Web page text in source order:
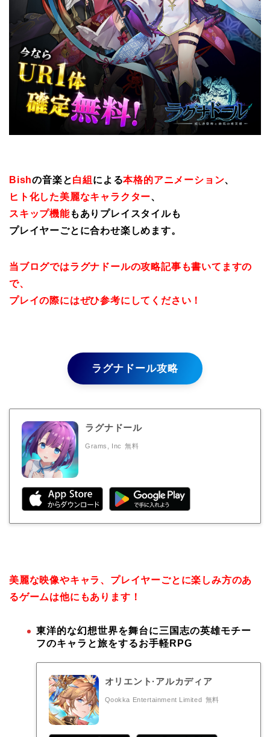
Bishの音楽と白組 による本格的アニメーション、
ヒト化した美麗なキャラクター、
スキップ機能もありプレイスタイルも
プレイヤーごとに合わせ楽しめます。
当ブログではラグナドールの攻略記事も書いてますの
で、
プレイの際にはぜひ参考にしてください！
ラグナドール攻略
ラグナドール
Grams, Inc 無料
美麗な映像やキャラ、プレイヤーごとに楽しみ方のあ
るゲームは他にもあります！
東洋的な幻想世界を舞台に三国志の英雄モチー
フのキャラと旅をするお手軽RPG
オリエント·アルカディア
Qookka Entertainment Limited 無料